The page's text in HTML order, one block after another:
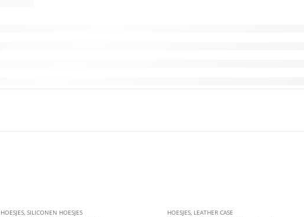
HOESJES, SILICONEN HOESJES HOESJES, LEATHER CASE